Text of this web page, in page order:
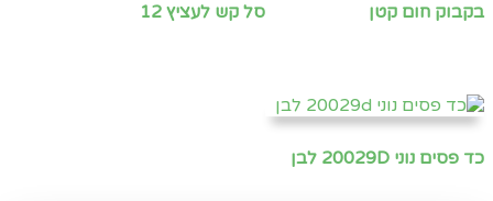
בקבוק חום קטן סל קש לעציץ 12
כד פסים נוני 20029D לבן